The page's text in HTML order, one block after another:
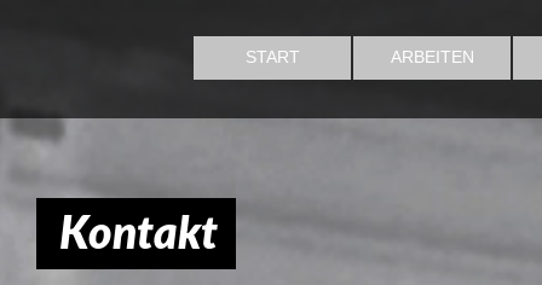
START ARBEITEN
Kontakt